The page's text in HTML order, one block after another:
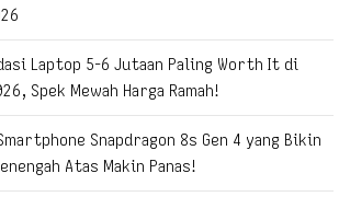
Laptop 5-6 Jutaan Paling Worth It di
Spek Mewah Harga Ramah!
Snapdragon 8s Gen 4 yang Bikin
Atas Makin Panas!